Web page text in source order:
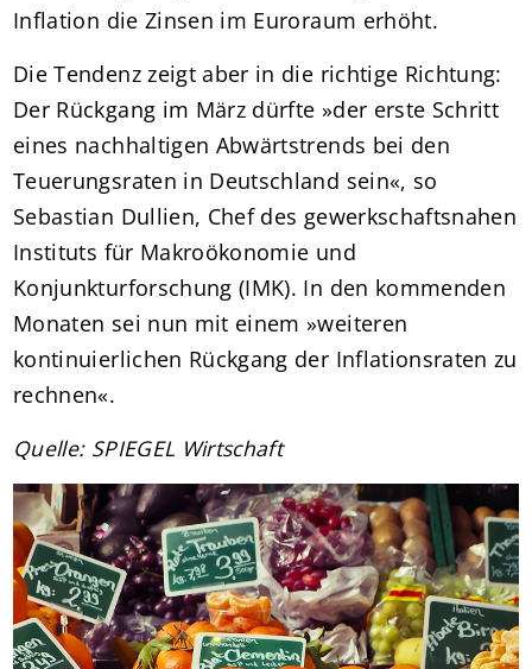
Inflation die Zinsen im Euroraum erhöht.
Die Tendenz zeigt aber in die richtige Richtung:
Der Rückgang im März dürfte »der erste Schritt
eines nachhaltigen Abwärtstrends bei den
Teuerungsraten in Deutschland sein«, so
Sebastian Dullien, Chef des gewerkschaftsnahen
Instituts für Makroökonomie und
Konjunkturforschung (IMK). In den kommenden
Monaten sei nun mit einem »weiteren
kontinuierlichen Rückgang der Inflationsraten zu
rechnen«.
Quelle: SPIEGEL Wirtschaft